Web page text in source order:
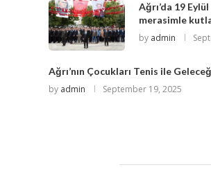
Ağrı’da 19
merasimle
by admin
Ağrı’nın Çocukları Tenis ile
by admin September 19, 2025